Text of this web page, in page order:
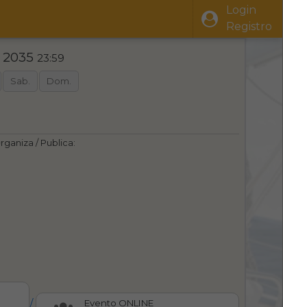
Login
Registro
2035 23:59
Sab. Dom.
/ Publica:
/
Evento ONLINE